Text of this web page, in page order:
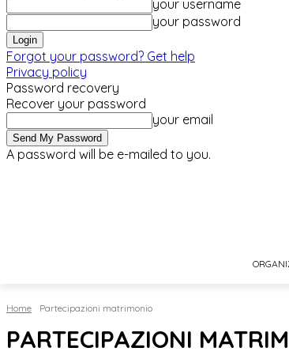
your username
your password
Forgot your password? Get help
Privacy policy
Password recovery
Recover your password
your email
A password will be e-mailed to you.
Home Partecipazioni matrimonio
PARTECIPAZIONI